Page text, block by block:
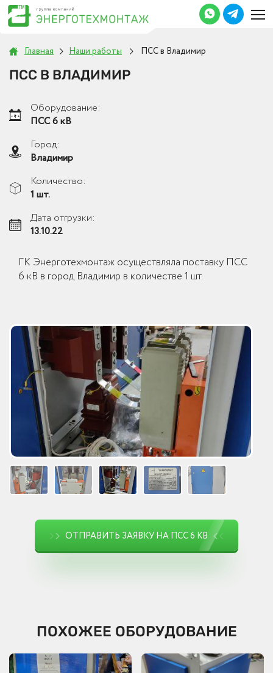
Главная Наши работы ПСС в Владимир
ПСС В ВЛАДИМИР
Оборудование:
ПСС 6 кВ
Город:
Владимир
Количество:
1 шт.
Дата отгрузки:
13.10.22
ГК Энерготехмонтаж осуществляла поставку ПСС
6 кВ в город Владимир в количестве 1 шт.
ОТПРАВИТЬ ЗАЯВКУ НА ПСС 6 КВ
ПОХОЖЕЕ ОБОРУДОВАНИЕ